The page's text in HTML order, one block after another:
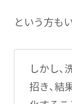
という方も
しかし
招き、結